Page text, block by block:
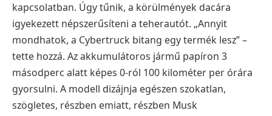
kapcsolatban. Úgy tűnik, a körülmények dacára
igyekezett népszerűsíteni a teherautót. „Annyit
mondhatok, a Cybertruck bitang egy termék lesz” –
tette hozzá. Az akkumulátoros jármű papíron 3
másodperc alatt képes 0-ról 100 kilométer per órára
gyorsulni. A modell dizájnja egészen szokatlan,
szögletes, részben emiatt, részben Musk